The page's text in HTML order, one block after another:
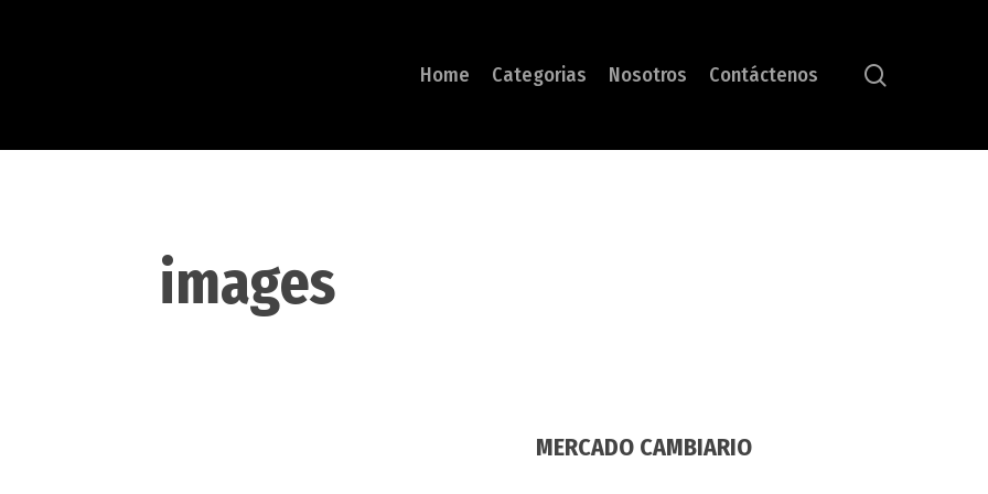
Home Categorias Nosotros Contáctenos
images
MERCADO CAMBIARIO